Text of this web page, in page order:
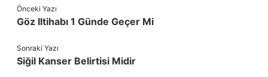
Önceki Yazı
Göz Iltihabı 1 Günde Geçer Mi
Sonraki Yazı
Siğil Kanser Belirtisi Midir